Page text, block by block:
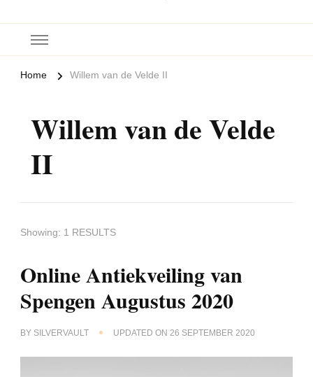
Home Willem van de Velde II
Willem van de Velde
II
Showing: 1 RESULTS
Online Antiekveiling van
Spengen Augustus 2020
BY SILVERVAULT UPDATED ON 26 SEPTEMBER 2020